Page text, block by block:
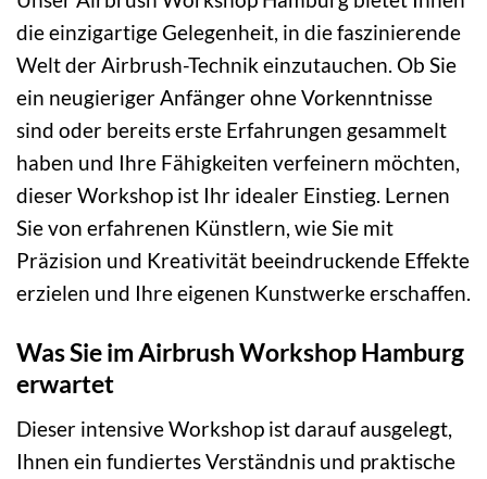
die einzigartige Gelegenheit, in die faszinierende
Welt der Airbrush-Technik einzutauchen. Ob Sie
ein neugieriger Anfänger ohne Vorkenntnisse
sind oder bereits erste Erfahrungen gesammelt
haben und Ihre Fähigkeiten verfeinern möchten,
dieser Workshop ist Ihr idealer Einstieg. Lernen
Sie von erfahrenen Künstlern, wie Sie mit
Präzision und Kreativität beeindruckende Effekte
erzielen und Ihre eigenen Kunstwerke erschaffen.
Was Sie im Airbrush Workshop Hamburg
erwartet
Dieser intensive Workshop ist darauf ausgelegt,
Ihnen ein fundiertes Verständnis und praktische